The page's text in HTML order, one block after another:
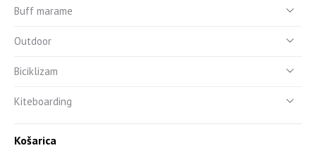
Buff marame
Outdoor
Biciklizam
Kiteboarding
Košarica